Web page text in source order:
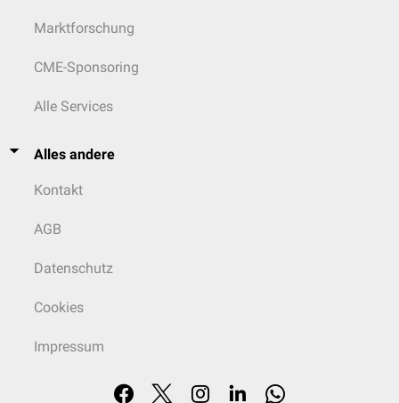
Marktforschung
CME-Sponsoring
Alle Services
Alles andere
Kontakt
AGB
Datenschutz
Cookies
Impressum